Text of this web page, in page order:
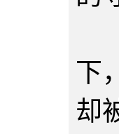
下
却